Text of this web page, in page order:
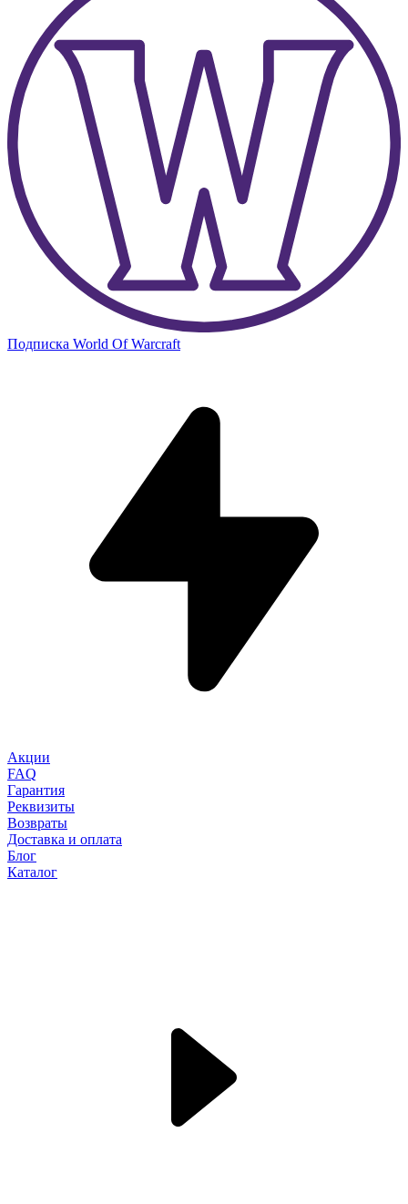
Подписка World Of Warcraft
Акции
FAQ
Гарантия
Реквизиты
Возвраты
Доставка и оплата
Блог
Каталог